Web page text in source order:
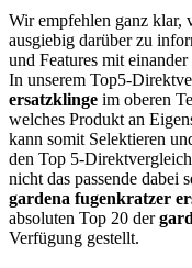
Wir empfehlen ganz klar,
ausgiebig darüber zu
und Features mit
In unserem Top5-
ersatzklinge im oberen
welches Produkt an
kann somit Selektieren
den Top 5-
nicht das passende dabei
gardena fugenkratzer
absoluten Top 20 der
Verfügung gestellt.